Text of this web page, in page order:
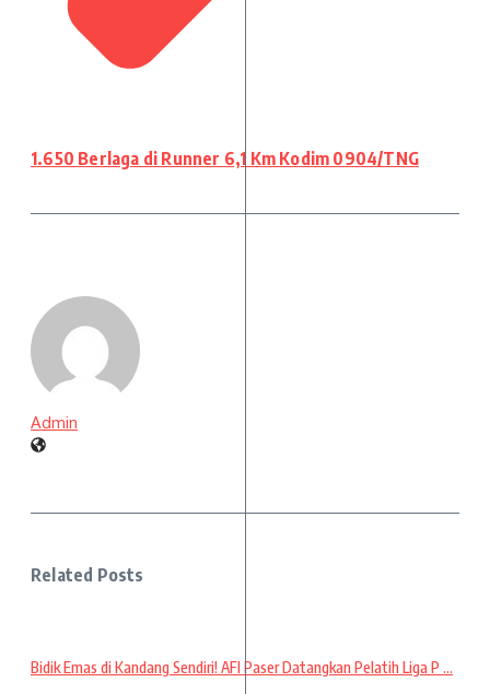
1.650 Berlaga di Runner 6,1 Km Kodim 0904/TNG
Admin
Related Posts
Bidik Emas di Kandang Sendiri! AFI Paser Datangkan Pelatih Liga P ...